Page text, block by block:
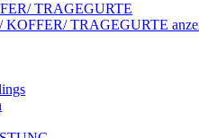
TRAGEGURTE
TRAGEGURTE